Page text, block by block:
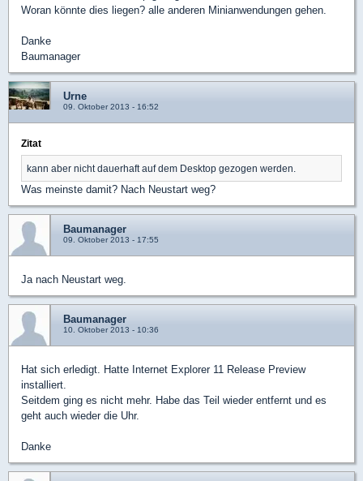
Woran könnte dies liegen? alle anderen Minianwendungen gehen.
Danke
Baumanager
Urne
09. Oktober 2013 - 16:52
Zitat
kann aber nicht dauerhaft auf dem Desktop gezogen werden.
Was meinste damit? Nach Neustart weg?
Baumanager
09. Oktober 2013 - 17:55
Ja nach Neustart weg.
Baumanager
10. Oktober 2013 - 10:36
Hat sich erledigt. Hatte Internet Explorer 11 Release Preview
installiert.
Seitdem ging es nicht mehr. Habe das Teil wieder entfernt und es
geht auch wieder die Uhr.
Danke